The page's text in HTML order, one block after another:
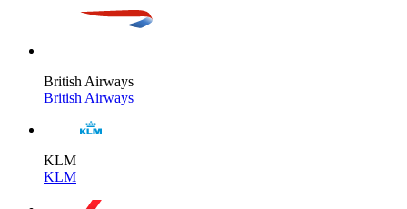
British Airways
British Airways
KLM
KLM